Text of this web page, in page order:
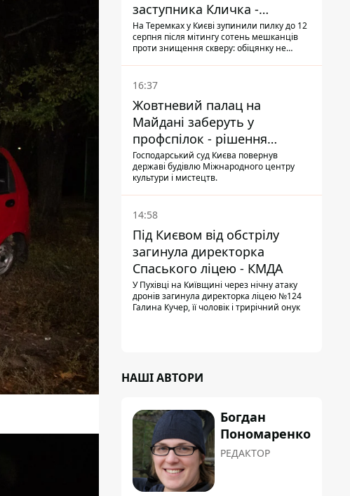
заступника Кличка -
почався діалог
На Теремках у Києві зупинили пилку до 12
серпня після мітингу сотень мешканців
проти знищення скверу: обіцянку не
прибув налагодити комунікацію
16:37
Жовтневий палац на
Майдані заберуть у
профспілок - рішення
Господарського суду
Господарський суд Києва повернув
державі будівлю Міжнародного центру
культури і мистецтв.
14:58
Під Києвом від обстрілу
загинула директорка
Спаського ліцею - КМДА
У Пухівці на Київщині через нічну атаку
дронів загинула директорка ліцею №124
Галина Кучер, її чоловік і трирічний онук
НАШІ АВТОРИ
Богдан
Пономаренко
РЕДАКТОР